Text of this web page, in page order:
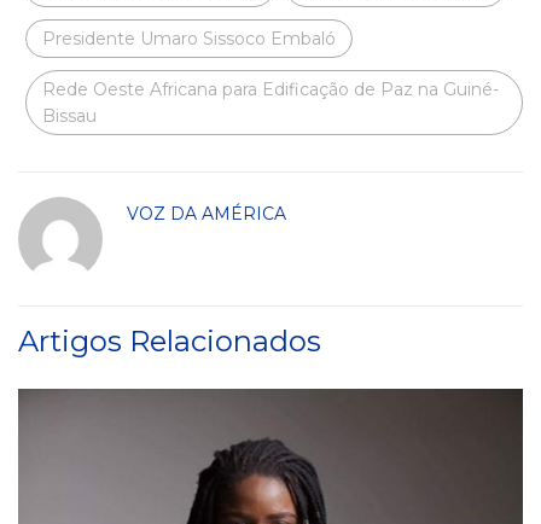
Presidente Umaro Sissoco Embaló
Rede Oeste Africana para Edificação de Paz na Guiné-
Bissau
VOZ DA AMÉRICA
Artigos Relacionados